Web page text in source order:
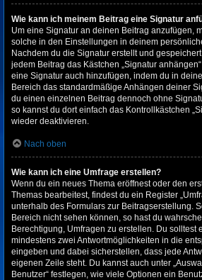
Wie kann ich meinem Beitrag eine Signatur
Um eine Signatur an deinen Beitrag anzufügen,
solche in den Einstellungen in deinem
Nachdem du die Signatur erstellt und
jedem Beitrag das Kästchen „Signatur
eine Signatur auch hinzufügen, indem du in
Bereich das standardmäßige Anhängen deiner
du einen einzelnen Beitrag dennoch ohne
so kannst du dort einfach das Kontrollkästchen
wieder deaktivieren.
Nach oben
Wie kann ich eine Umfrage erstellen?
Wenn du ein neues Thema eröffnest oder den
Themas bearbeitest, findest du ein Register
unterhalb des Formulars zur Beitragserstellung.
Bereich nicht sehen können, so hast du
Berechtigung, Umfragen zu erstellen. Du solltest
mindestens zwei Antwortmöglichkeiten in die
eingeben und dabei sicherstellen, dass jede
eigenen Zeile steht. Du kannst auch unter
Benutzer“ festlegen, wie viele Optionen ein